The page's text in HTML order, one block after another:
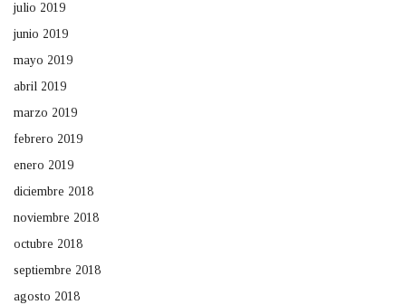
julio 2019
junio 2019
mayo 2019
abril 2019
marzo 2019
febrero 2019
enero 2019
diciembre 2018
noviembre 2018
octubre 2018
septiembre 2018
agosto 2018